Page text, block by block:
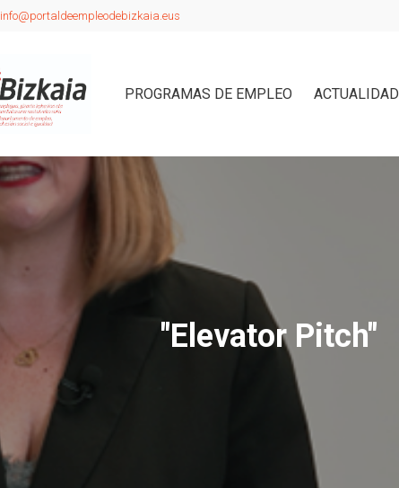
info@portaldeempleodebizkaia.eus
PROGRAMAS DE EMPLEO ACTUALIDAD
"Elevator Pitch"